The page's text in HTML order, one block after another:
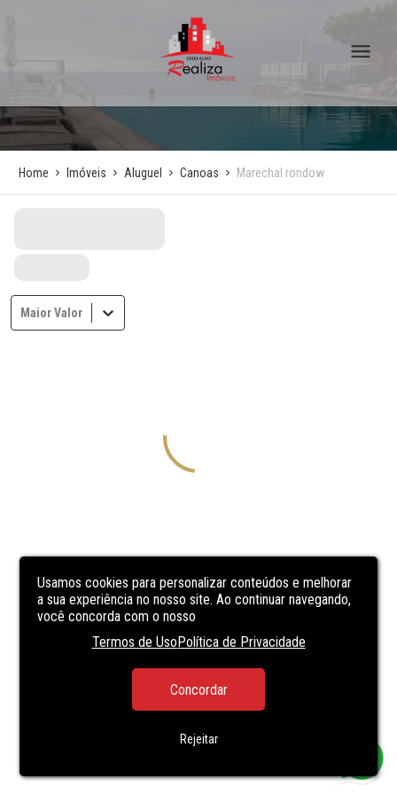
Usamos cookies para personalizar conteúdos e melhorar
a sua experiência no nosso site. Ao continuar navegando,
você concorda com o nosso
Termos de UsoPolítica de Privacidade
Concordar
Rejeitar
Home Imóveis Aluguel Canoas Marechal rondow
Maior Valor